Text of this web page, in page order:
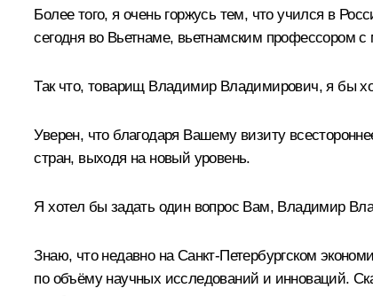
Более того, я очень горжусь тем, что учился в
сегодня во Вьетнаме, вьетнамским профессором
Так что, товарищ Владимир Владимирович, я бы
Уверен, что благодаря Вашему визиту
стран, выходя на новый уровень.
Я хотел бы задать один вопрос Вам, Владимир
Знаю, что недавно на Санкт-Петербургском
по объёму научных исследований и инноваций.